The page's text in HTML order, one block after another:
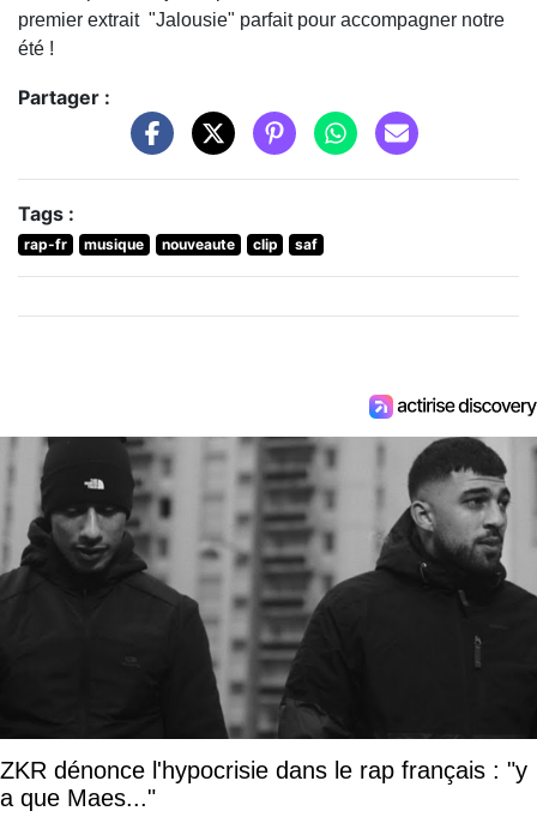
premier extrait "Jalousie" parfait pour accompagner notre
été !
Partager :
Tags :
rap-fr musique nouveaute clip saf
ZKR dénonce l'hypocrisie dans le rap français : "y
a que Maes..."